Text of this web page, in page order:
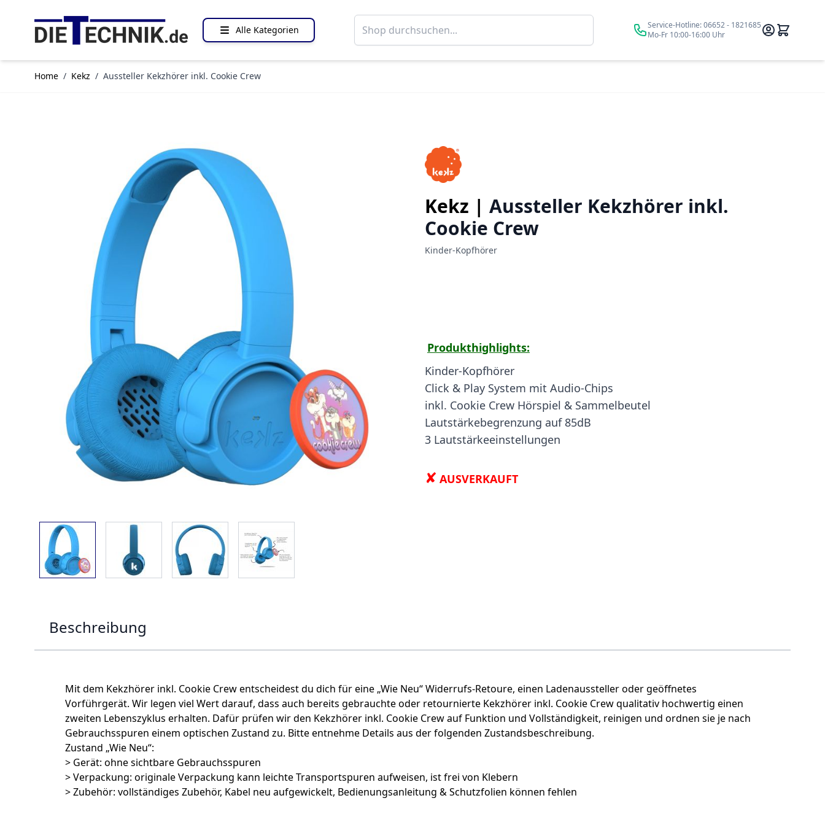
Alle Kategorien
Suche Service-Hotline:06652 - 1821685
Mo-Fr 10:00-16:00 Uhr
Home / Kekz / Aussteller Kekzhörer inkl. Cookie Crew
Kekz | Aussteller Kekzhörer inkl.
Cookie Crew
Kinder-Kopfhörer
View larger imageView larger imageView larger image
Produkthighlights:
Kinder-Kopfhörer
Click & Play System mit Audio-Chips
inkl. Cookie Crew Hörspiel & Sammelbeutel
Lautstärkebegrenzung auf 85dB
3 Lautstärkeeinstellungen
✘ AUSVERKAUFT
Beschreibung
Mit dem Kekzhörer inkl. Cookie Crew entscheidest du dich für eine „Wie Neu“ Widerrufs-Retoure, einen Ladenaussteller oder geöffnetes
Vorführgerät. Wir legen viel Wert darauf, dass auch bereits gebrauchte oder retournierte Kekzhörer inkl. Cookie Crew qualitativ hochwertig einen
zweiten Lebenszyklus erhalten. Dafür prüfen wir den Kekzhörer inkl. Cookie Crew auf Funktion und Vollständigkeit, reinigen und ordnen sie je nach
Gebrauchsspuren einem optischen Zustand zu. Bitte entnehme Details aus der folgenden Zustandsbeschreibung.
Zustand „Wie Neu“:
> Gerät: ohne sichtbare Gebrauchsspuren
> Verpackung: originale Verpackung kann leichte Transportspuren aufweisen, ist frei von Klebern
> Zubehör: vollständiges Zubehör, Kabel neu aufgewickelt, Bedienungsanleitung & Schutzfolien können fehlen